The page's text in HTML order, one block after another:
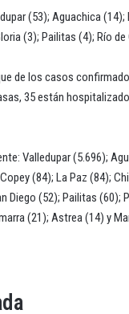
(53); Aguachica
(3); Pailitas (4); Río
de los casos
35 están
Valledupar (5.696);
(84); La Paz (84);
Diego (52); Pailitas (60);
(21); Astrea (14) y